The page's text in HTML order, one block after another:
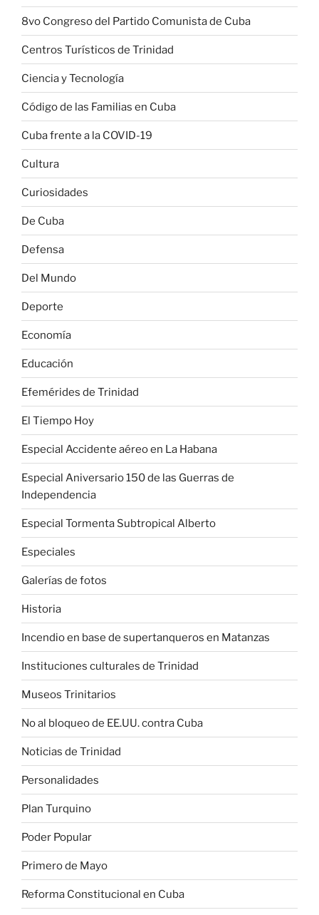
8vo Congreso del Partido Comunista de Cuba
Centros Turísticos de Trinidad
Ciencia y Tecnología
Código de las Familias en Cuba
Cuba frente a la COVID-19
Cultura
Curiosidades
De Cuba
Defensa
Del Mundo
Deporte
Economía
Educación
Efemérides de Trinidad
El Tiempo Hoy
Especial Accidente aéreo en La Habana
Especial Aniversario 150 de las Guerras de
Independencia
Especial Tormenta Subtropical Alberto
Especiales
Galerías de fotos
Historia
Incendio en base de supertanqueros en Matanzas
Instituciones culturales de Trinidad
Museos Trinitarios
No al bloqueo de EE.UU. contra Cuba
Noticias de Trinidad
Personalidades
Plan Turquino
Poder Popular
Primero de Mayo
Reforma Constitucional en Cuba